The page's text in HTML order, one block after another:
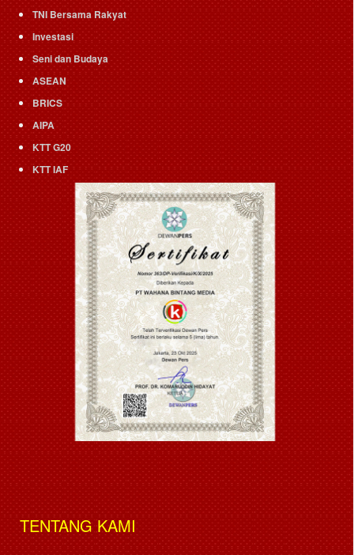
TNI Bersama Rakyat
Investasi
Seni dan Budaya
ASEAN
BRICS
AIPA
KTT G20
KTT IAF
TENTANG KAMI